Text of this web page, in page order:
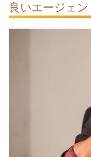
良いエージェ